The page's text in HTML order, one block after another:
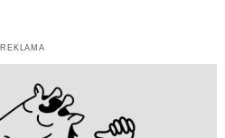
REKLAMA